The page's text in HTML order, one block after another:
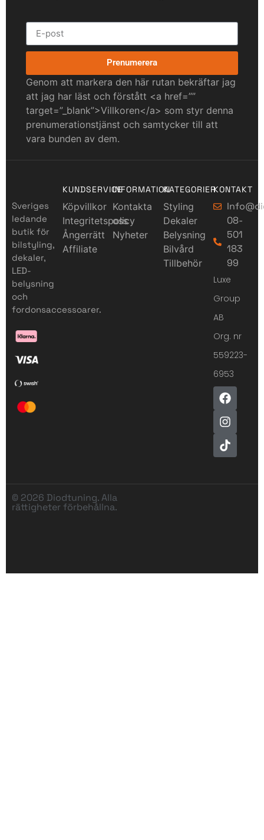
Prenumerera
Genom att markera den här rutan bekräftar jag
att jag har läst och förstått <a href=””
target=”_blank”>Villkoren</a> som styr denna
prenumerationstjänst och samtycker till att
vara bunden av dem.
Sveriges
ledande
butik för
bilstyling,
dekaler,
LED-
belysning
och
fordonsaccessoarer.
KUNDSERVICE
Köpvillkor
Integritetspolicy
Ångerrätt
Affiliate
INFORMATION
Kontakta
oss
Nyheter
KATEGORIER
Styling
Dekaler
Belysning
Bilvård
Tillbehör
KONTAKT
08-
501
183
99
Luxe
Group
AB
Org. nr
559223-
6953
© 2026 Diodtuning. Alla
rättigheter förbehållna.